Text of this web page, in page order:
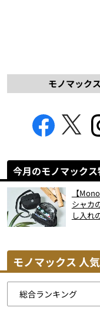
モノマック
今月のモノマック
【
シャカ
し入れ
モノマックス 人